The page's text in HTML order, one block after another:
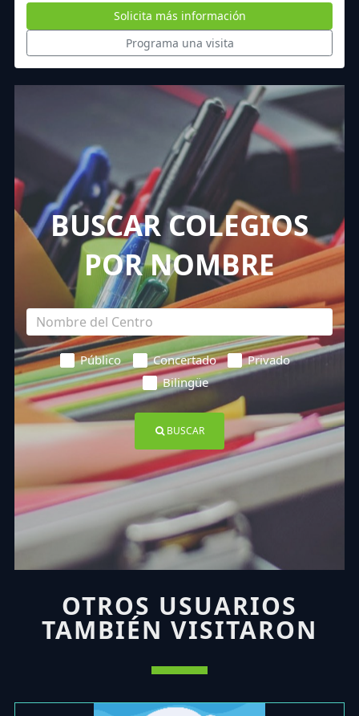
Solicita más información
Programa una visita
BUSCAR COLEGIOS
POR NOMBRE
Público Concertado
Privado
Bilingüe
BUSCAR
OTROS USUARIOS
TAMBIÉN VISITARON